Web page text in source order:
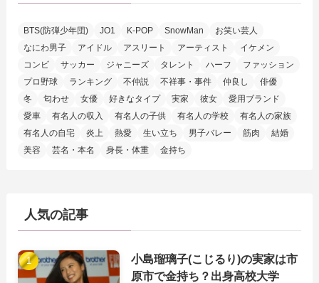
BTS(防弾少年団) JO1 K-POP SnowMan
お笑い芸人
なにわ男子
アイドル アスリート アーティスト
イケメン
コンビ
サッカー ジャニーズ タレント ハーフ
ファッション
プロ野球
ランキング 不仲説 不祥事・事件 仲良し
俳優
冬
匂わせ 女優 好きなタイプ 実家 彼女
愛用ブランド
愛車
有名人の収入 有名人の子供 有名人の学校
有名人の家族
有名人の自宅
炎上 熱愛 生い立ち 男子バレー 筋肉
結婚
美容
芸名・本名 身長・体重 金持ち
人気の記事
小島瑠璃子(こじるり)の実家は市
原市で金持ち？出身高校大学